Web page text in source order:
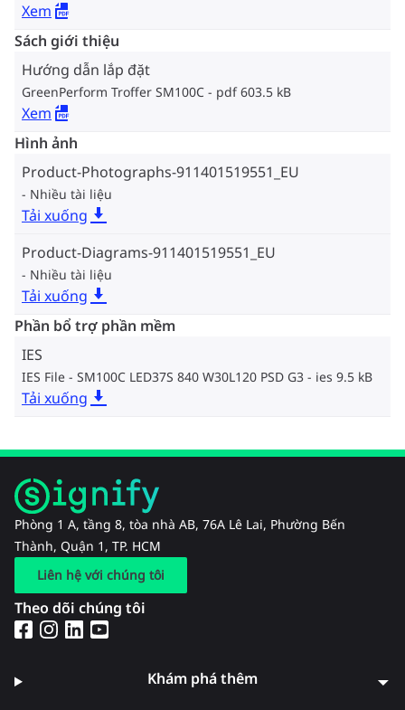
Xem
Sách giới thiệu
Hướng dẫn lắp đặt
GreenPerform Troffer SM100C pdf 603.5 kB
Xem
Hình ảnh
Product-Photographs-911401519551_EU
Nhiều tài liệu
Tải xuống
Product-Diagrams-911401519551_EU
Nhiều tài liệu
Tải xuống
Phần bổ trợ phần mềm
IES
IES File - SM100C LED37S 840 W30L120 PSD G3 ies 9.5 kB
Tải xuống
Phòng 1 A, tầng 8, tòa nhà AB, 76A Lê Lai, Phường Bến
Thành, Quận 1, TP. HCM
Liên hệ với chúng tôi
Theo dõi chúng tôi
Khám phá thêm